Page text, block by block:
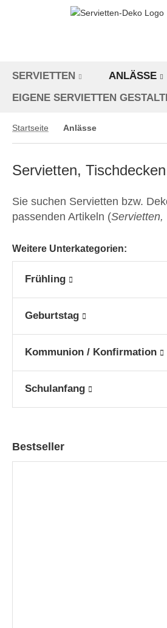
SERVIETTEN ANLÄSSE
EIGENE SERVIETTEN
Startseite Anlässe
Servietten,
Sie suchen Servietten bzw.
passenden Artikeln (Servietten,
Weitere Unterkategorien:
Frühling
Geburtstag
Kommunion / Konfirmation
Schulanfang
Bestseller